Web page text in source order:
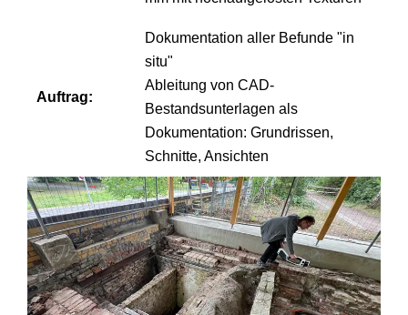
Auftrag:
Dokumentation aller Befunde "in
situ"
Ableitung von CAD-
Bestandsunterlagen als
Dokumentation: Grundrissen,
Schnitte, Ansichten